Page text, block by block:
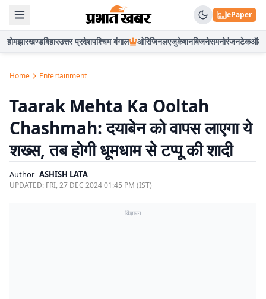
ePaper
होमझारखण्डबिहारउत्तर प्रदेशपश्चिम बंगाल ओरिजिनलएजुकेशनबिजनेसमनोरंजनटेकऑटो
Home Entertainment
Taarak Mehta Ka Ooltah
Chashmah: दयाबेन को वापस लाएगा ये
शख्स, तब होगी धूमधाम से टप्पू की शादी
Author ASHISH LATA
UPDATED: FRI, 27 DEC 2024 01:45 PM (IST)
विज्ञापन